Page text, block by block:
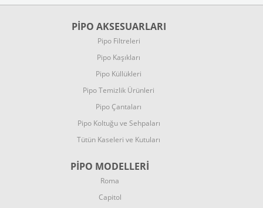
PİPO AKSESUARLARI
Pipo Filtreleri
Pipo Kaşıkları
Pipo Küllükleri
Pipo Temizlik Ürünleri
Pipo Çantaları
Pipo Koltuğu ve Sehpaları
Tütün Kaseleri ve Kutuları
PİPO MODELLERİ
Roma
Capitol